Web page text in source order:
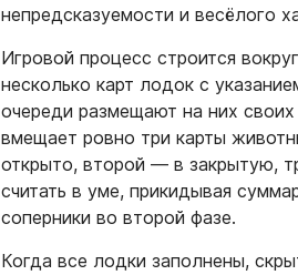
непредсказуемости и весёлого
Игровой процесс строится
несколько карт лодок с
очереди размещают на них
вмещает ровно три карты
открыто, второй — в закрытую,
считать в уме, прикидывая
соперники во второй фазе.
Когда все лодки заполнены,